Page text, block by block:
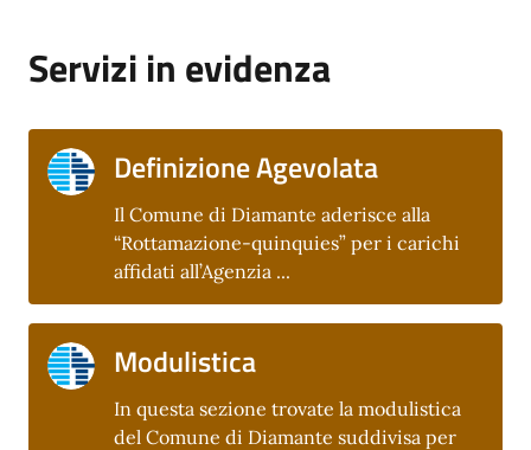
Servizi in evidenza
Definizione Agevolata
Il Comune di Diamante aderisce alla
“Rottamazione-quinquies” per i carichi
affidati all’Agenzia ...
Modulistica
In questa sezione trovate la modulistica
del Comune di Diamante suddivisa per